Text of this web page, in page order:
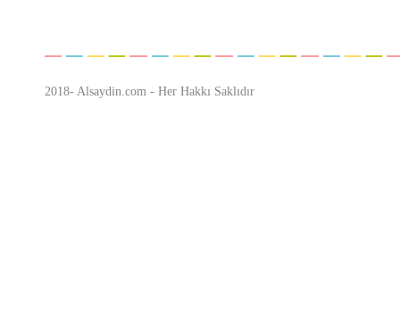
2018- Alsaydin.com - Her Hakkı Saklıdır